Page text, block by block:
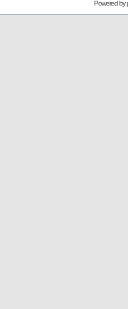
Powered by